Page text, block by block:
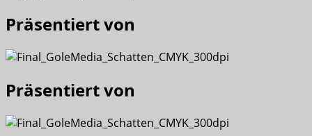
Präsentiert von
Präsentiert von